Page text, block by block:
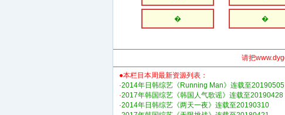
� �
请把
●本栏目本周最新资源列表：
·2014年日韩综艺《Running Man》连载至20190505
·2017年韩国综艺《韩国人气歌谣》连载至20190428
·2014年日韩综艺《两天一夜》连载至20190310